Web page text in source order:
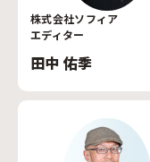
株式会社ソフィア
エディター
田中 佑季